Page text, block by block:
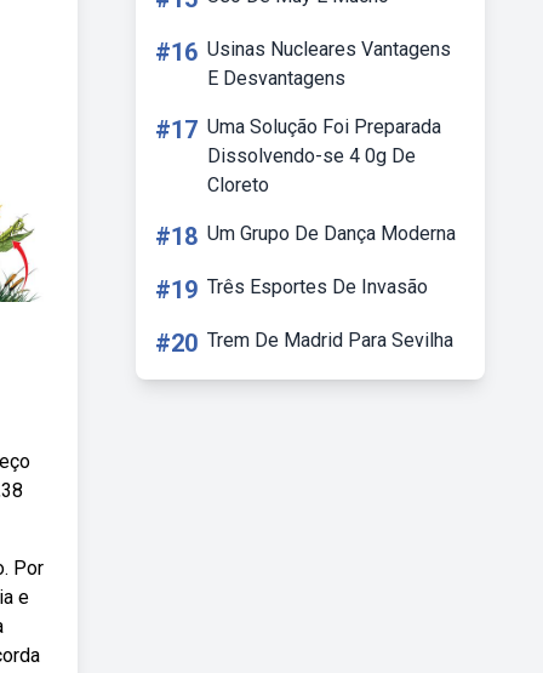
Por
e
#16 Usinas Nucleares Vantagens
E Desvantagens
#17 Uma Solução Foi Preparada
Dissolvendo-se 4 0g De
Cloreto
#18 Um Grupo De Dança Moderna
#19 Três Esportes De Invasão
#20 Trem De Madrid Para Sevilha